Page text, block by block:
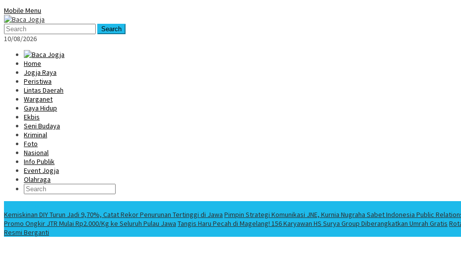
Mobile Menu
Search
10/08/2026
Home
Jogja Raya
Peristiwa
Lintas Daerah
Warganet
Gaya Hidup
Ekbis
Seni Budaya
Kriminal
Foto
Nasional
Info Publik
Event Jogja
Olahraga
Kemiskinan DIY Turun Jadi 9,70%, Catat Rekor Penurunan Tertinggi di Jawa Pimpin Strategi Komunikasi JNE, Kurnia Nugraha Sabet Indonesia Public
Promo Ongkir JTR Mulai Rp2.000/Kg ke Seluruh Pulau Jawa Tangis Haru Pecah di Magelang! 156 Karyawan HS Surya Group Diberangkatkan Umrah Gratis
Resmi Berganti